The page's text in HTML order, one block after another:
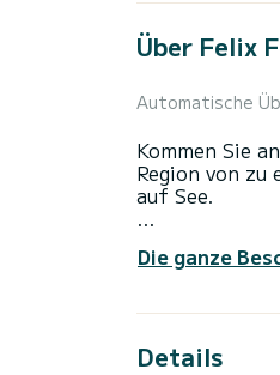
Über Felix
Automatische
Kommen Sie
Region von zu entdecken. Das Katamaran wurde 2017 gebaut und verspricht hohen Komfort
auf See.
Gesamtlänge
Die ganze
Details